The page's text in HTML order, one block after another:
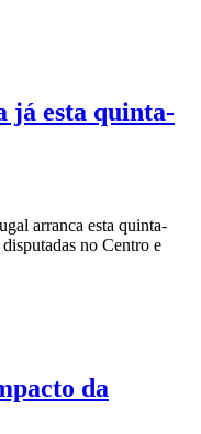
já esta quinta-
arranca esta quinta-
no Centro e
da